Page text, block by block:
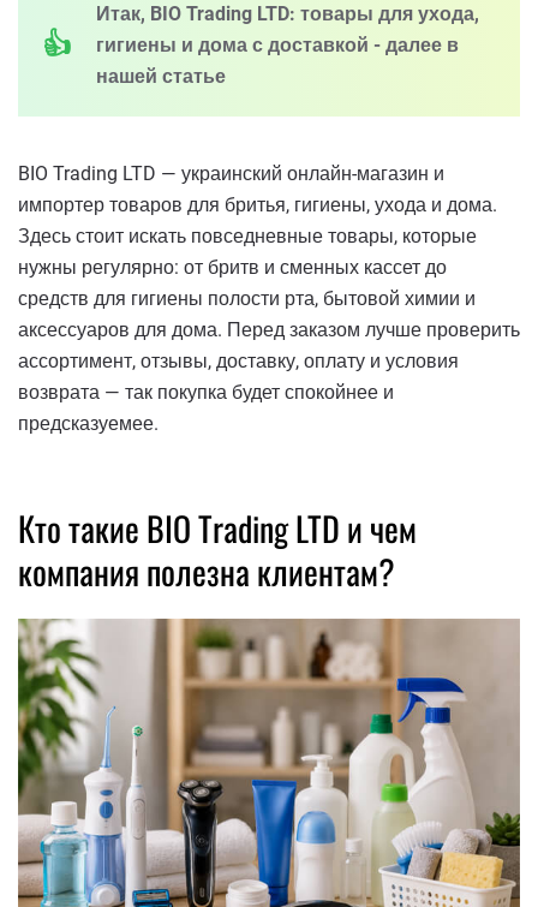
Итак, BIO Trading LTD: товары для ухода,
гигиены и дома с доставкой - далее в
нашей статье
BIO Trading LTD — украинский онлайн-магазин и
импортер товаров для бритья, гигиены, ухода и дома.
Здесь стоит искать повседневные товары, которые
нужны регулярно: от бритв и сменных кассет до
средств для гигиены полости рта, бытовой химии и
аксессуаров для дома. Перед заказом лучше проверить
ассортимент, отзывы, доставку, оплату и условия
возврата — так покупка будет спокойнее и
предсказуемее.
Кто такие BIO Trading LTD и чем
компания полезна клиентам?